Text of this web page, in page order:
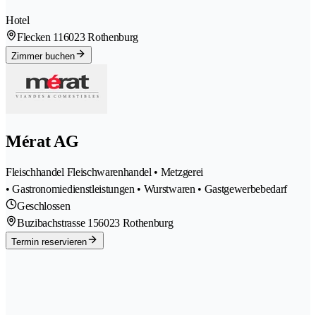
Hotel
Flecken 116023 Rothenburg
Zimmer buchen
Mérat AG
Fleischhandel Fleischwarenhandel • Metzgerei
• Gastronomiedienstleistungen • Wurstwaren • Gastgewerbebedarf
Geschlossen
Buzibachstrasse 156023 Rothenburg
Termin reservieren